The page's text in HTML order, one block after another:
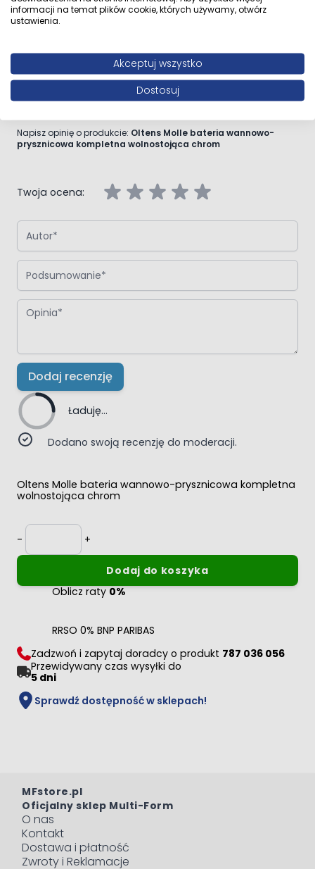
Napisz opinię o produkcie: Oltens Molle bateria wannowo-
prysznicowa kompletna wolnostojąca chrom
Twoja ocena:
Autor
Podsumowanie
Opinia
Dodaj recenzję
Ładuję...
Dodano swoją recenzję do moderacji.
Oltens Molle bateria wannowo-prysznicowa kompletna
wolnostojąca chrom
-
Ilość
+
Dodaj do koszyka
Oblicz raty0%
RRSO 0% BNP PARIBAS
Zadzwoń i zapytaj doradcy o produkt 787 036 056
Przewidywany czas wysyłki do
5 dni
Sprawdź dostępność w sklepach!
MFstore.pl
Oficjalny sklep Multi-Form
O nas
Kontakt
Dostawa i płatność
Zwroty i Reklamacje
informacji na temat plików cookie, których używamy, otwórz
ustawienia.
Akceptuj wszystko
Dostosuj